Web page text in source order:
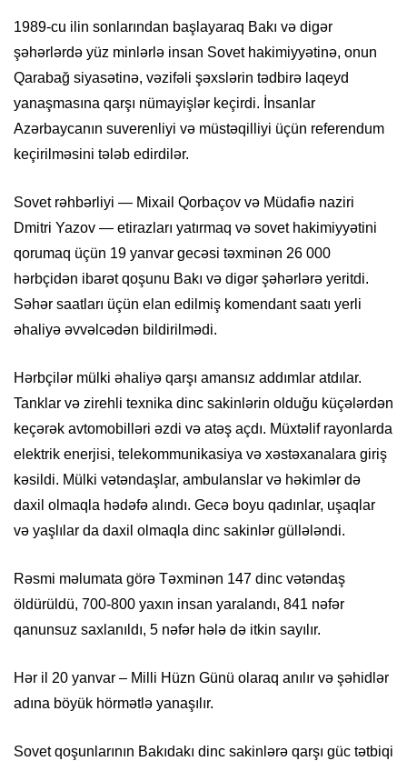
1989-cu ilin sonlarından başlayaraq Bakı və digər
şəhərlərdə yüz minlərlə insan Sovet hakimiyyətinə, onun
Qarabağ siyasətinə, vəzifəli şəxslərin tədbirə laqeyd
yanaşmasına qarşı nümayişlər keçirdi. İnsanlar
Azərbaycanın suverenliyi və müstəqilliyi üçün referendum
keçirilməsini tələb edirdilər.
Sovet rəhbərliyi — Mixail Qorbaçov və Müdafiə naziri
Dmitri Yazov — etirazları yatırmaq və sovet hakimiyyətini
qorumaq üçün 19 yanvar gecəsi təxminən 26 000
hərbçidən ibarət qoşunu Bakı və digər şəhərlərə yeritdi.
Səhər saatları üçün elan edilmiş komendant saatı yerli
əhaliyə əvvəlcədən bildirilmədi.
Hərbçilər mülki əhaliyə qarşı amansız addımlar atdılar.
Tanklar və zirehli texnika dinc sakinlərin olduğu küçələrdən
keçərək avtomobilləri əzdi və atəş açdı. Müxtəlif rayonlarda
elektrik enerjisi, telekommunikasiya və xəstəxanalara giriş
kəsildi. Mülki vətəndaşlar, ambulanslar və həkimlər də
daxil olmaqla hədəfə alındı. Gecə boyu qadınlar, uşaqlar
və yaşlılar da daxil olmaqla dinc sakinlər güllələndi.
Rəsmi məlumata görə Təxminən 147 dinc vətəndaş
öldürüldü, 700-800 yaxın insan yaralandı, 841 nəfər
qanunsuz saxlanıldı, 5 nəfər hələ də itkin sayılır.
Hər il 20 yanvar – Milli Hüzn Günü olaraq anılır və şəhidlər
adına böyük hörmətlə yanaşılır.
Sovet qoşunlarının Bakıdakı dinc sakinlərə qarşı güc tətbiqi